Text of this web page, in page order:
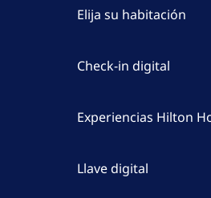
Elija su habitación
Check-in digital
Experiencias Hilton
Llave digital